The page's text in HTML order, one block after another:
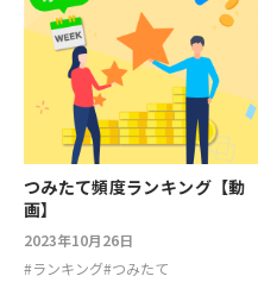
つみたて頻度ランキング【動
画】
2023年10月26日
#ランキング#つみたて